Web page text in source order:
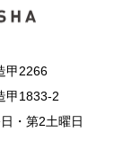
甲2266
甲1833-2
・第2土曜日